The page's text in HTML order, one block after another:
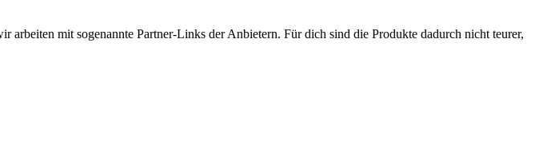
mit sogenannte Partner-Links der Anbietern. Für dich sind die Produkte dadurch nicht teurer,